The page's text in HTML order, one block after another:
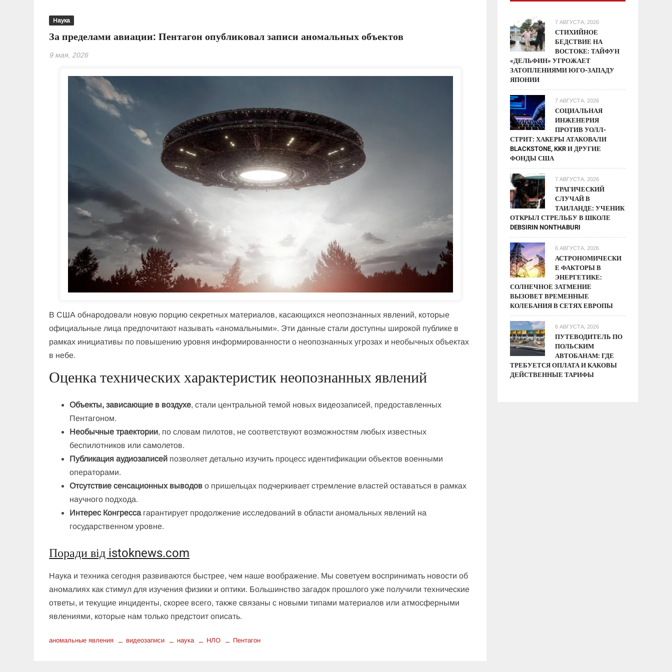
Наука
За пределами авиации: Пентагон опубликовал записи аномальных объектов
9 мая, 2026
В США обнародовали новую порцию секретных материалов, касающихся неопознанных явлений, которые
официальные лица предпочитают называть «аномальными». Эти данные стали доступны широкой публике в
рамках инициативы по повышению уровня информированности о неопознанных угрозах и необычных объектах
в небе.
Оценка технических характеристик неопознанных явлений
Объекты, зависающие в воздухе, стали центральной темой новых видеозаписей, предоставленных
Пентагоном.
Необычные траектории, по словам пилотов, не соответствуют возможностям любых известных
беспилотников или самолетов.
Публикация аудиозаписей позволяет детально изучить процесс идентификации объектов военными
операторами.
Отсутствие сенсационных выводов о пришельцах подчеркивает стремление властей оставаться в рамках
научного подхода.
Интерес Конгрессагарантирует продолжение исследований в области аномальных явлений на
государственном уровне.
Поради від istoknews.com
Наука и техника сегодня развиваются быстрее, чем наше воображение. Мы советуем воспринимать новости об
аномалиях как стимул для изучения физики и оптики. Большинство загадок прошлого уже получили технические
ответы, и текущие инциденты, скорее всего, также связаны с новыми типами материалов или атмосферными
явлениями, которые нам только предстоит описать.
аномальные явления видеозаписи наука НЛО Пентагон
7 АВГУСТА, 2026
СТИХИЙНОЕ
БЕДСТВИЕ НА
ВОСТОКЕ: ТАЙФУН
«ДЕЛЬФИН» УГРОЖАЕТ
ЗАТОПЛЕНИЯМИ ЮГО-ЗАПАДУ
ЯПОНИИ
7 АВГУСТА, 2026
СОЦИАЛЬНАЯ
ИНЖЕНЕРИЯ
ПРОТИВ УОЛЛ-
СТРИТ: ХАКЕРЫ АТАКОВАЛИ
BLACKSTONE, KKR И ДРУГИЕ
ФОНДЫ США
7 АВГУСТА, 2026
ТРАГИЧЕСКИЙ
СЛУЧАЙ В
ТАИЛАНДЕ: УЧЕНИК
ОТКРЫЛ СТРЕЛЬБУ В ШКОЛЕ
DEBSIRIN NONTHABURI
6 АВГУСТА, 2026
АСТРОНОМИЧЕСКИ
Е ФАКТОРЫ В
ЭНЕРГЕТИКЕ:
СОЛНЕЧНОЕ ЗАТМЕНИЕ
ВЫЗОВЕТ ВРЕМЕННЫЕ
КОЛЕБАНИЯ В СЕТЯХ ЕВРОПЫ
6 АВГУСТА, 2026
ПУТЕВОДИТЕЛЬ ПО
ПОЛЬСКИМ
АВТОБАНАМ: ГДЕ
ТРЕБУЕТСЯ ОПЛАТА И КАКОВЫ
ДЕЙСТВЕННЫЕ ТАРИФЫ